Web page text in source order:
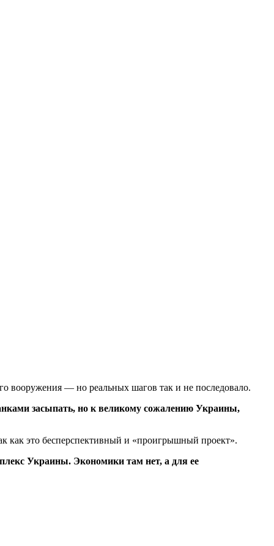
вооружения — но реальных шагов так и не последовало.
засыпать, но к великому сожалению Украины,
как это бесперспективный и «проигрышный проект».
Украины. Экономики там нет, а для ее